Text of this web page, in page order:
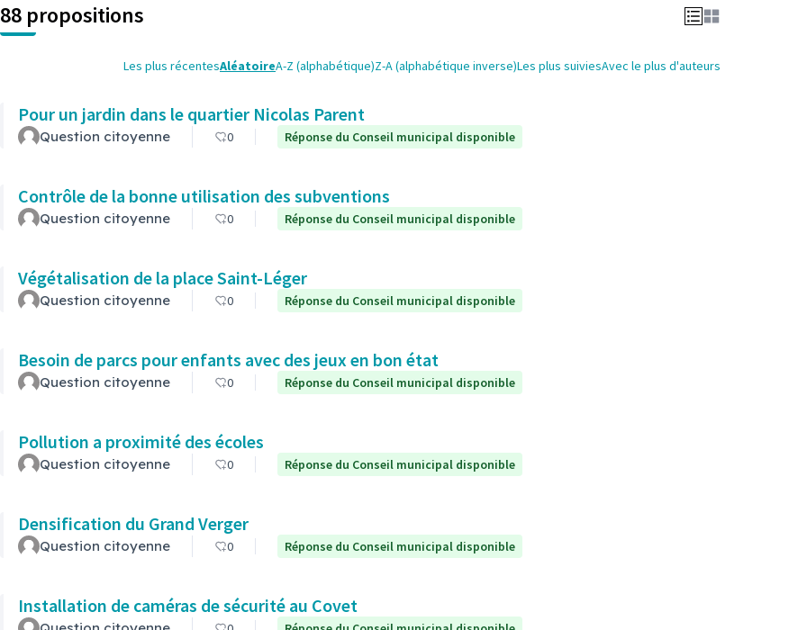
88 propositions
Les plus récentesAléatoireA-Z (alphabétique)Z-A (alphabétique inverse)Les plus suiviesAvec le plus d'auteurs
Pour un jardin dans le quartier Nicolas Parent
Question citoyenne 0 Réponse du Conseil municipal disponible
Contrôle de la bonne utilisation des subventions
Question citoyenne 0 Réponse du Conseil municipal disponible
Végétalisation de la place Saint-Léger
Question citoyenne 0 Réponse du Conseil municipal disponible
Besoin de parcs pour enfants avec des jeux en bon état
Question citoyenne 0 Réponse du Conseil municipal disponible
Pollution a proximité des écoles
Question citoyenne 0 Réponse du Conseil municipal disponible
Densification du Grand Verger
Question citoyenne 0 Réponse du Conseil municipal disponible
Installation de caméras de sécurité au Covet